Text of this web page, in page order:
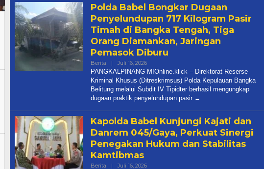
Polda Babel Bongkar Dugaan
Penyelundupan 717 Kilogram Pasir
Timah di Bangka Tengah, Tiga
Orang Diamankan, Jaringan
Pemasok Diburu
Berita | Juli 16, 2026Oleh
Admin
Media
PANGKALPINANG MIOnline.klick – Direktorat Reserse
Kriminal Khusus (Ditreskrimsus) Polda Kepulauan Bangka
Belitung melalui Subdit IV Tipidter berhasil mengungkap
dugaan praktik penyelundupan pasir
Kapolda Babel Kunjungi Kajati dan
Danrem 045/Gaya, Perkuat Sinergi
Penegakan Hukum dan Stabilitas
Kamtibmas
Berita | Juli 16, 2026Oleh